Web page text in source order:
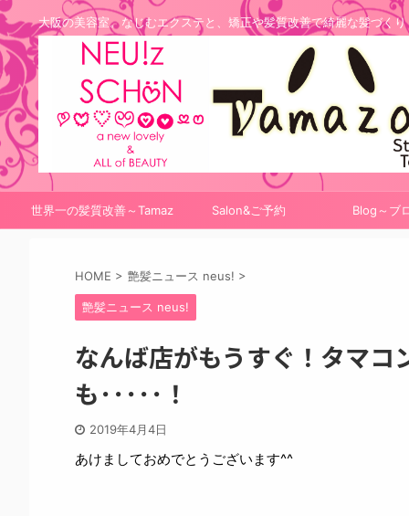
大阪の美容室。なじむエクステと、矯正や髪質改善で綺麗な髪づくり
世界一の髪質改善～Tamaz Salon&ご予約 Blog～ブ
HOME > 艶髪ニュース neus! >
艶髪ニュース neus!
なんば店がもうすぐ！タマコ
も･････！
2019年4月4日
あけましておめでとうございます^^